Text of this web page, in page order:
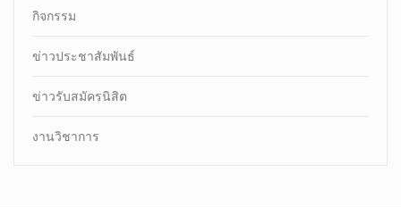
กิจกรรม
ข่าวประชาสัมพันธ์
ข่าวรับสมัครนิสิต
งานวิชาการ